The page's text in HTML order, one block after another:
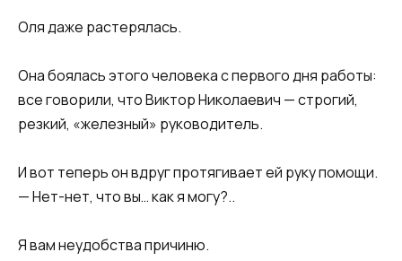
Оля даже растерялась.
Она боялась этого человека с первого дня работы:
все говорили, что Виктор Николаевич — строгий,
резкий, «железный» руководитель.
И вот теперь он вдруг протягивает ей руку помощи.
— Нет-нет, что вы… как я могу?..
Я вам неудобства причиню.